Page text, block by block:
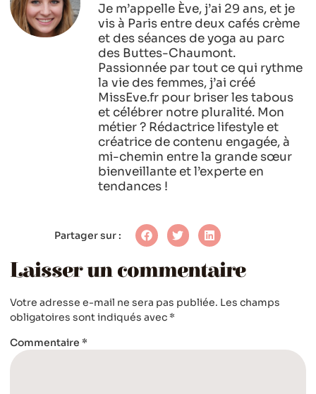
Je m’appelle Ève, j’ai 29 ans, et je
vis à Paris entre deux cafés crème
et des séances de yoga au parc
des Buttes-Chaumont.
Passionnée par tout ce qui rythme
la vie des femmes, j’ai créé
MissEve.fr pour briser les tabous
et célébrer notre pluralité. Mon
métier ? Rédactrice lifestyle et
créatrice de contenu engagée, à
mi-chemin entre la grande sœur
bienveillante et l’experte en
tendances !
Partager sur :
Laisser un commentaire
Votre adresse e-mail ne sera pas publiée. Les champs
obligatoires sont indiqués avec *
Commentaire *